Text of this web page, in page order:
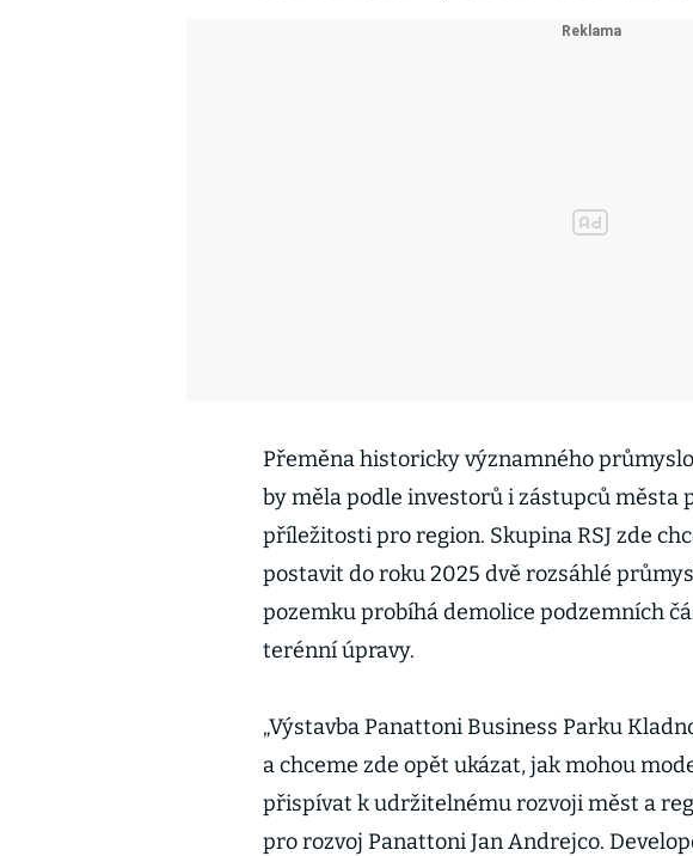
Přeměna historicky významného
by měla podle investorů i zástupců města
příležitosti pro region. Skupina RSJ zde
postavit do roku 2025 dvě rozsáhlé
pozemku probíhá demolice podzemních
terénní úpravy.
„Výstavba Panattoni Business Parku
a chceme zde opět ukázat, jak mohou
přispívat k udržitelnému rozvoji měst a
pro rozvoj Panattoni Jan Andrejco.